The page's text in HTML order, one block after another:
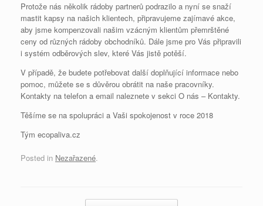
Protože nás několik rádoby partnerů podrazilo a nyní se snaží
mastit kapsy na našich klientech, připravujeme zajímavé akce,
aby jsme kompenzovali našim vzácným klientům přemrštěné
ceny od různých rádoby obchodníků. Dále jsme pro Vás připravili
i systém odběrových slev, které Vás jistě potěší.
V případě, že budete potřebovat další doplňující informace nebo
pomoc, můžete se s důvěrou obrátit na naše pracovníky.
Kontakty na telefon a email naleznete v sekci O nás – Kontakty.
Těšíme se na spolupráci a Vaši spokojenost v roce 2018
Tým ecopaliva.cz
Posted in Nezařazené.